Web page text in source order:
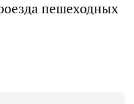
пешеходных